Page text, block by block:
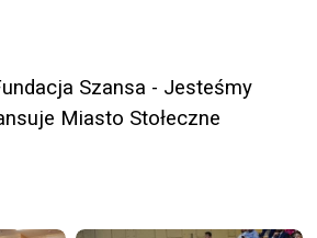
Szansa - Jesteśmy
Miasto Stołeczne